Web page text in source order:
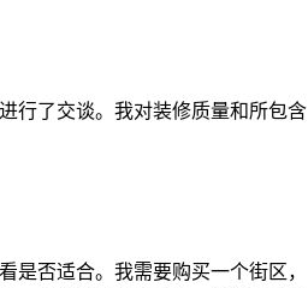
行了交谈。我对装修质量和所包含
否适合。我需要购买一个街区，